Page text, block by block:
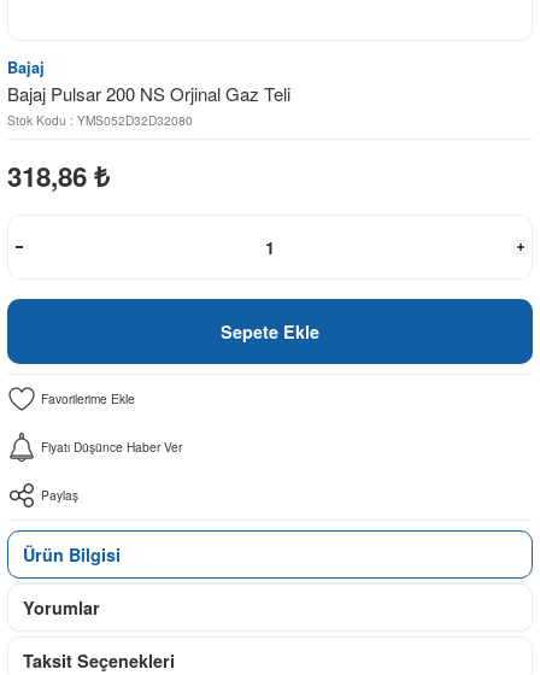
Bajaj
Bajaj Pulsar 200 NS Orjinal Gaz Teli
Stok Kodu : YMS052D32D32080
318,86 ₺
Sepete Ekle
Fiyatı Düşünce Haber Ver
Paylaş
Ürün Bilgisi
Yorumlar
Taksit Seçenekleri